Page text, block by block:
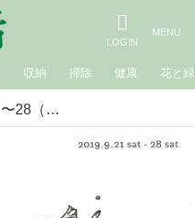
収納 掃除 健康 花と緑
［東京］9/21（土）〜28（土）「SLOW 老犬と暮らして」展 ギャラリーfève